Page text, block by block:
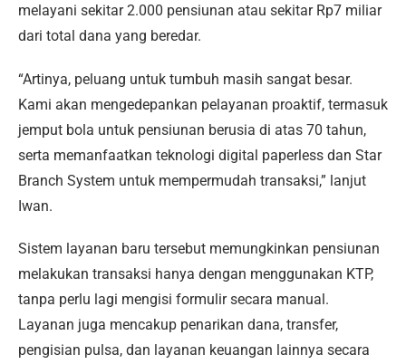
melayani sekitar 2.000 pensiunan atau sekitar Rp7 miliar
dari total dana yang beredar.
“Artinya, peluang untuk tumbuh masih sangat besar.
Kami akan mengedepankan pelayanan proaktif, termasuk
jemput bola untuk pensiunan berusia di atas 70 tahun,
serta memanfaatkan teknologi digital paperless dan Star
Branch System untuk mempermudah transaksi,” lanjut
Iwan.
Sistem layanan baru tersebut memungkinkan pensiunan
melakukan transaksi hanya dengan menggunakan KTP,
tanpa perlu lagi mengisi formulir secara manual.
Layanan juga mencakup penarikan dana, transfer,
pengisian pulsa, dan layanan keuangan lainnya secara